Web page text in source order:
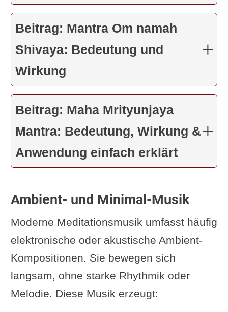
Beitrag: Mantra Om namah
Shivaya: Bedeutung und
Wirkung
Beitrag: Maha Mrityunjaya
Mantra: Bedeutung, Wirkung &
Anwendung einfach erklärt
Ambient- und Minimal-Musik
Moderne Meditationsmusik umfasst häufig
elektronische oder akustische Ambient-
Kompositionen. Sie bewegen sich
langsam, ohne starke Rhythmik oder
Melodie. Diese Musik erzeugt: